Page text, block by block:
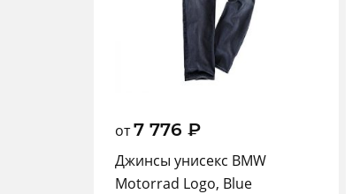
от7 776 ₽
Джинсы унисекс BMW
Motorrad Logo, Blue